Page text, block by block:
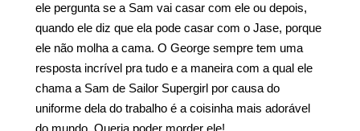
ele pergunta se a Sam vai casar com ele ou depois,
quando ele diz que ela pode casar com o Jase, porque
ele não molha a cama. O George sempre tem uma
resposta incrível pra tudo e a maneira com a qual ele
chama a Sam de Sailor Supergirl por causa do
uniforme dela do trabalho é a coisinha mais adorável
do mundo. Queria poder morder ele!